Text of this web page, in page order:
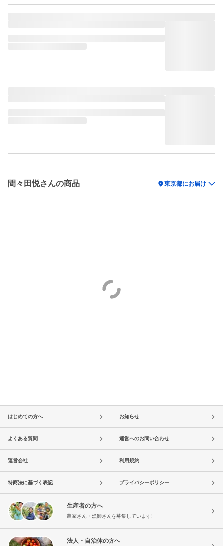
間々田悦さんの商品 location_on東京都にお届け
はじめての方へ お知らせ
よくある質問 運営へのお問い合わせ
運営会社 利用規約
特商法に基づく表記 プライバシーポリシー
生産者の方へ
農家さん・漁師さんを募集しています!
法人・自治体の方へ